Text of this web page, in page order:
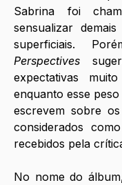
Sabrina foi
sensualizar
superficiais.
Perspectives
expectativas
enquanto esse
escrevem sobre
considerados
recebidos pela
No nome do